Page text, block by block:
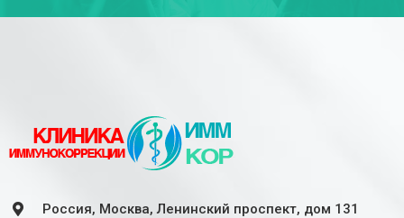
Россия, Москва, Ленинский проспект, дом 131